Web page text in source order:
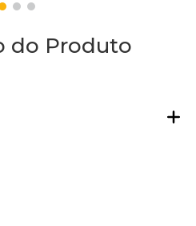
do Produto